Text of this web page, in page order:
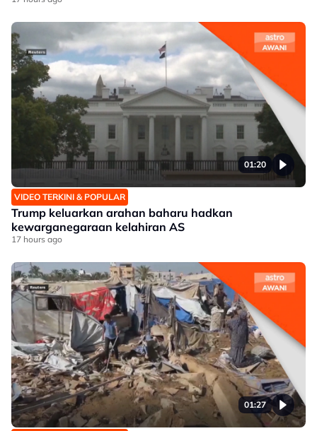
01:20
VIDEO TERKINI & POPULAR
Trump keluarkan arahan baharu hadkan
kewarganegaraan kelahiran AS
17 hours ago
01:27